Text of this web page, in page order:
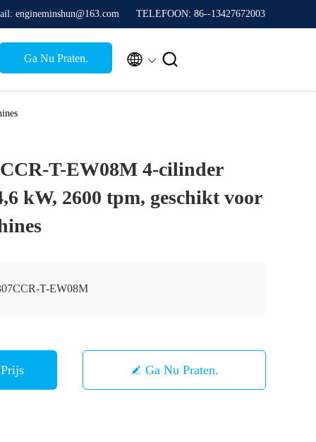
engineminshun@163.com TELEFOON: 86--13427672003
Ga Nu Praten.  
T-EW08M 4-cilinder
kW, 2600 tpm, geschikt voor
T-EW08M
Ga Nu Praten.